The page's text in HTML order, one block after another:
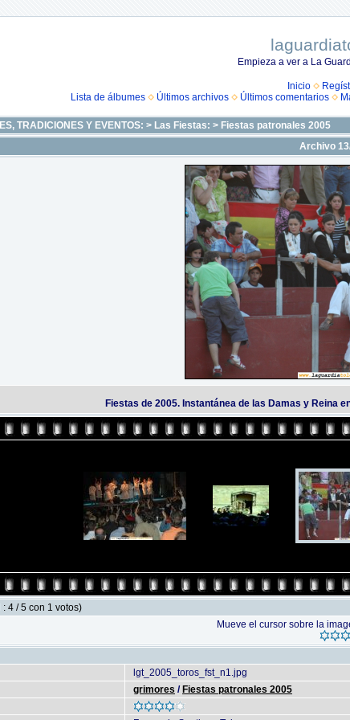
Empieza a ver a La
Inicio
Lista de álbumes
Últimos archivos Últimos comentarios
TRADICIONES Y EVENTOS: > Las Fiestas: > Fiestas patronales 2005
Archivo
Fiestas de 2005. Instantánea de las Damas y Reina
4 / 5 con 1 votos)
Mueve el cursor sobre la
lgt_2005_toros_fst_n1.jpg
grimores / Fiestas patronales 2005